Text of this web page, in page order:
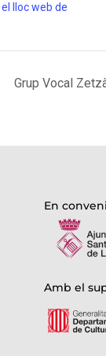
lloc web de
Grup Vocal
En
Amb el